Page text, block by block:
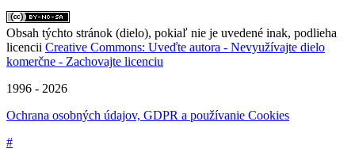
Obsah týchto stránok (dielo), pokiaľ nie je uvedené inak, podlieha
licencii Creative Commons: Uveďte autora - Nevyužívajte dielo
komerčne - Zachovajte licenciu
1996 - 2026
Ochrana osobných údajov, GDPR a používanie Cookies
#